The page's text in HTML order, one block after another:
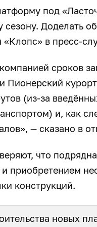
под
сезону. Доделать
«Клопс» в пресс-
сроков
Пионерский
(из-за
и, как
— сказано в
что
приобретением
конструкций.
новых